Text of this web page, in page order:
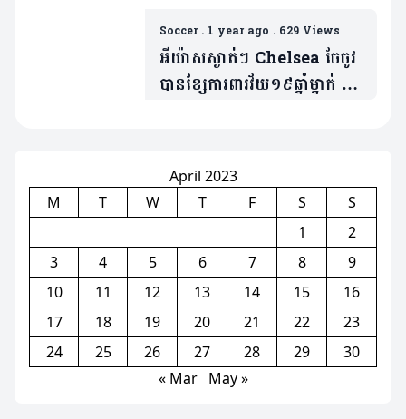
Soccer. 1 year ago . 629 Views
អីយ៉ាសស្ងាត់ៗ Chelsea ចែចូវ
បានខ្សែការពារវ័យ១៩ឆ្នាំម្នាក់ ក្នុង
April 2023
M
T W T F S
S
1
2
3
4 5 6 7 8
9
10
11 12 13 14 15
16
17
18 19 20 21 22
23
24
25 26 27 28 29
30
« Mar
May »